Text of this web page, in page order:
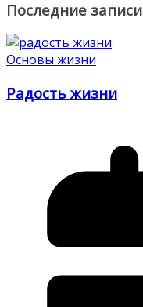
Последние записи
Основы жизни
Радость жизни